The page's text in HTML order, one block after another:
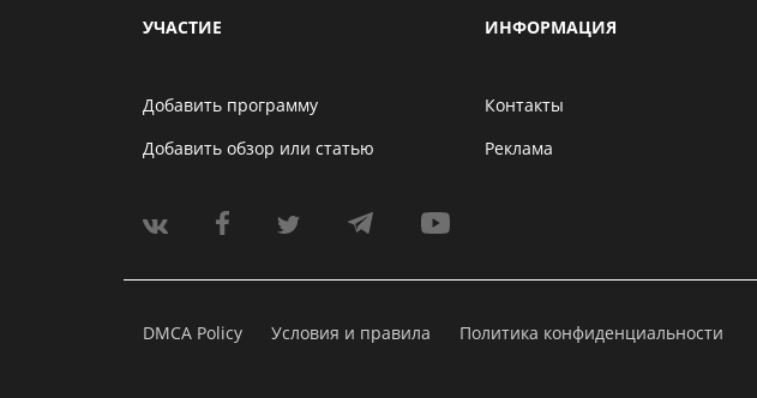
УЧАСТИЕ
Добавить программу
Добавить обзор или статью
ИНФОРМАЦИЯ
Контакты
Реклама
DMCA Policy Условия и правила
Политика конфиденциальности